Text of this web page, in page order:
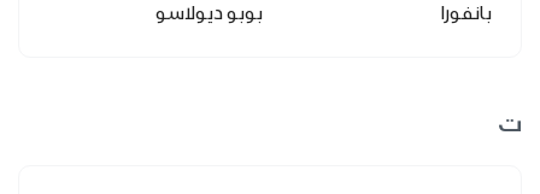
بانفورا بوبو ديولاسو
ت